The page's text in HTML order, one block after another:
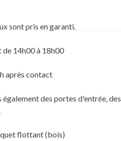
sont pris en garanti.
de 14h00 à 18h00
après contact
des portes d'entrée,
flottant (bois)